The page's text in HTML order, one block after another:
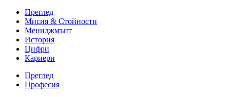
Преглед
Мисия & Стойности
Мениджмънт
История
Цифри
Кариери
Преглед
Професия